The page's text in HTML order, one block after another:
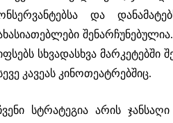
და
სხვადასხვა
კავეას კინოთეატრებშიც.
სტრატეგია არის